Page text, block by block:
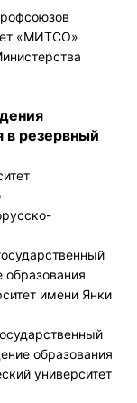
«МИТСО»
в резервный
образования
имени Янки
образования
университет